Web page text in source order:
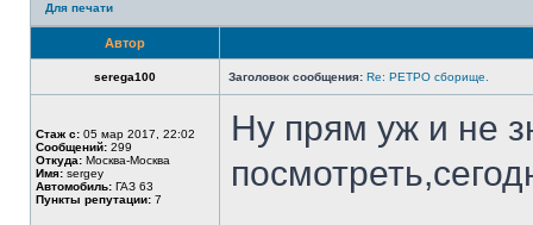
Для печати
Автор
serega100 Заголовок сообщения: Re: РЕТРО сборище.
Стаж с: 05 мар 2017, 22:02
Сообщений: 299
Откуда: Москва-Москва
Имя: sergey
Автомобиль: ГАЗ 63
Пункты репутации: 7
Ну прям уж и не